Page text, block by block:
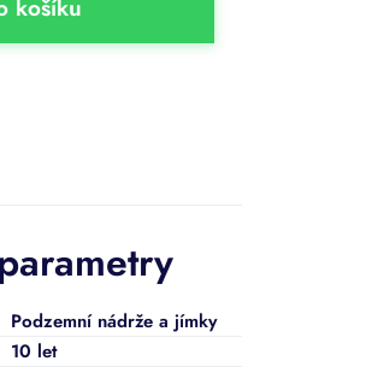
košíku
Podzemní nádrže a jímky
10 let